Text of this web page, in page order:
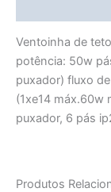
Ventoinha de
potência: 50w
puxador) fluxo
(1xe14 máx.60w
puxador, 6 pás
Produtos